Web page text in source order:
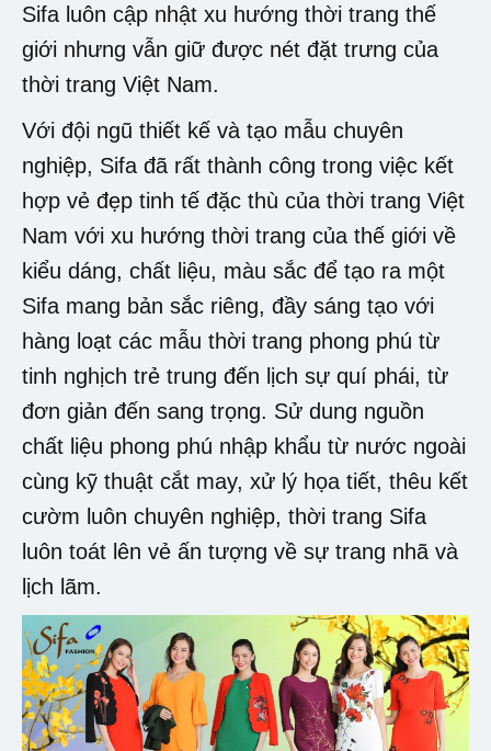
Sifa luôn cập nhật xu hướng thời trang thế
giới nhưng vẫn giữ được nét đặt trưng của
thời trang Việt Nam.
Với đội ngũ thiết kế và tạo mẫu chuyên
nghiệp, Sifa đã rất thành công trong việc kết
hợp vẻ đẹp tinh tế đặc thù của thời trang Việt
Nam với xu hướng thời trang của thế giới về
kiểu dáng, chất liệu, màu sắc để tạo ra một
Sifa mang bản sắc riêng, đầy sáng tạo với
hàng loạt các mẫu thời trang phong phú từ
tinh nghịch trẻ trung đến lịch sự quí phái, từ
đơn giản đến sang trọng. Sử dung nguồn
chất liệu phong phú nhập khẩu từ nước ngoài
cùng kỹ thuật cắt may, xử lý họa tiết, thêu kết
cườm luôn chuyên nghiệp, thời trang Sifa
luôn toát lên vẻ ấn tượng về sự trang nhã và
lịch lãm.